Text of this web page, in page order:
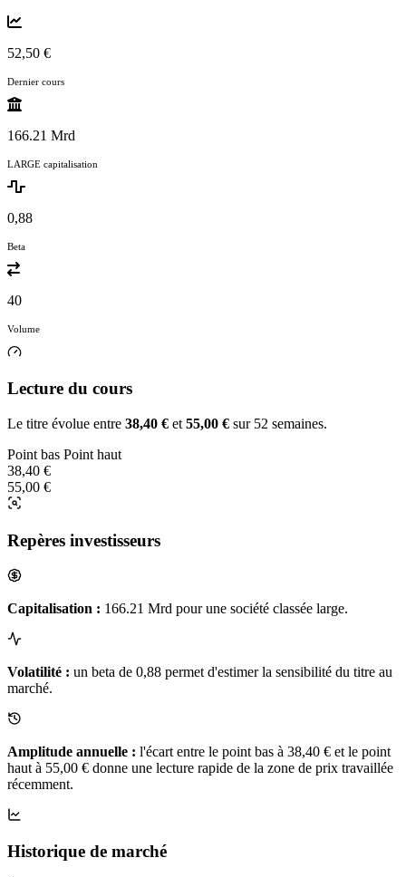
52,50 €
Dernier cours
166.21 Mrd
LARGE capitalisation
0,88
Beta
40
Volume
Lecture du cours
Le titre évolue entre 38,40 € et 55,00 € sur 52 semaines.
Point bas Point haut
38,40 €
55,00 €
Repères investisseurs
Capitalisation : 166.21 Mrd pour une société classée large.
Volatilité : un beta de 0,88 permet d'estimer la sensibilité du titre au
marché.
Amplitude annuelle : l'écart entre le point bas à 38,40 € et le point
haut à 55,00 € donne une lecture rapide de la zone de prix travaillée
récemment.
Historique de marché